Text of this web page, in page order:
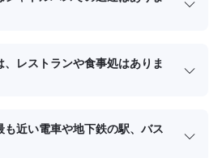
レストランや食事処はありま
近い電車や地下鉄の駅、バス